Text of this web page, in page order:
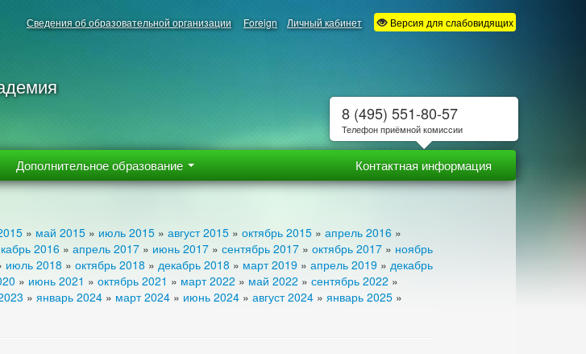
Сведения об образовательной организации Foreign Личный кабинет Версия для слабовидящих
Дополнительное образование Контактная информация
» май 2015 » июль 2015 » август 2015 » октябрь 2015 » апрель 2016 »
2016 » апрель 2017 » июнь 2017 » сентябрь 2017 » октябрь 2017 » ноябрь
июль 2018 » октябрь 2018 » декабрь 2018 » март 2019 » апрель 2019 » декабрь
» июнь 2021 » октябрь 2021 » март 2022 » май 2022 » сентябрь 2022 »
» январь 2024 » март 2024 » июнь 2024 » август 2024 » январь 2025 »
8 (495) 551-80-57
Телефон приёмной комиссии